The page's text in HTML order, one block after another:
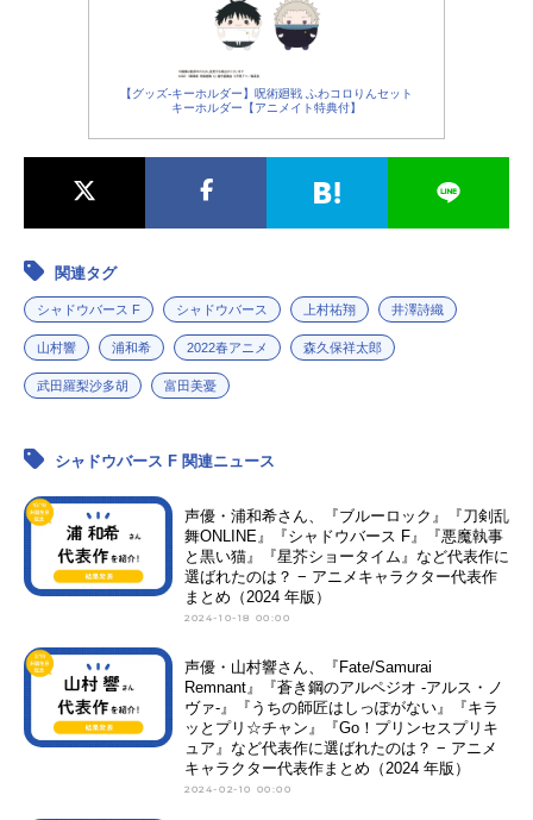
す！2026秋アニメ＞＞＜＜2026春ア
ニメ男性・あ行青山穣（あおやま...
【グッズ-キーホルダー】呪術廻戦 ふわコロりんセット
キーホルダー【アニメイト特典付】
関連タグ
シャドウバース F シャドウバース 上村祐翔 井澤詩織
山村響 浦和希 2022春アニメ 森久保祥太郎
武田羅梨沙多胡 富田美憂
シャドウバース F 関連ニュース
声優・浦和希さん、『ブルーロック』『刀剣乱
舞ONLINE』『シャドウバース F』『悪魔執事
と黒い猫』『星芥ショータイム』など代表作に
選ばれたのは？ − アニメキャラクター代表作
まとめ（2024 年版）
2024-10-18 00:00
声優・山村響さん、『Fate/Samurai
Remnant』『蒼き鋼のアルペジオ -アルス・ノ
ヴァ-』『うちの師匠はしっぽがない』『キラ
ッとプリ☆チャン』『Go！プリンセスプリキ
ュア』など代表作に選ばれたのは？ − アニメ
キャラクター代表作まとめ（2024 年版）
2024-02-10 00:00